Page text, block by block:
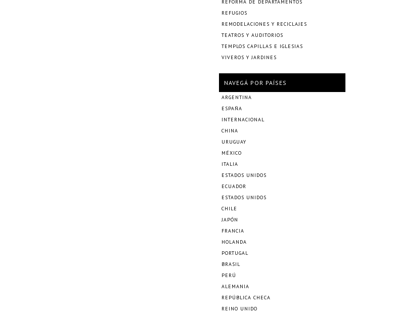
REFORMA DE DEPARTAMENTOS
REFUGIOS
REMODELACIONES Y RECICLAJES
TEATROS Y AUDITORIOS
TEMPLOS CAPILLAS E IGLESIAS
VIVEROS Y JARDINES
NAVEGÁ POR PAÍSES
ARGENTINA
ESPAÑA
INTERNACIONAL
CHINA
URUGUAY
MÉXICO
ITALIA
ESTADOS UNIDOS
ECUADOR
ESTADOS UNIDOS
CHILE
JAPÓN
FRANCIA
HOLANDA
PORTUGAL
BRASIL
PERÚ
ALEMANIA
REPÚBLICA CHECA
REINO UNIDO